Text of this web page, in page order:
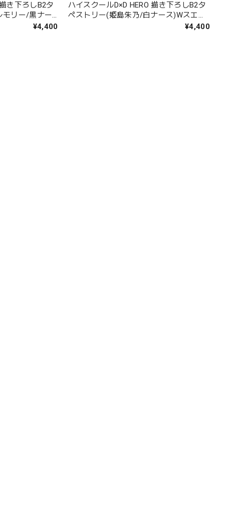
き下ろしB2タ
モリー/黒ナー
¥4,400
ハイスクールD×D HERO 描き下ろしB2タ
ペストリー(姫島朱乃/白ナース)Wスエー
¥4,400